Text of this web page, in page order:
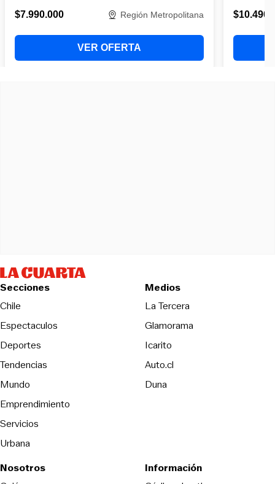
Secciones
Chile
Espectaculos
Deportes
Tendencias
Mundo
Emprendimiento
Servicios
Urbana
Medios
La Tercera
Glamorama
Icarito
Auto.cl
Duna
Nosotros
Información